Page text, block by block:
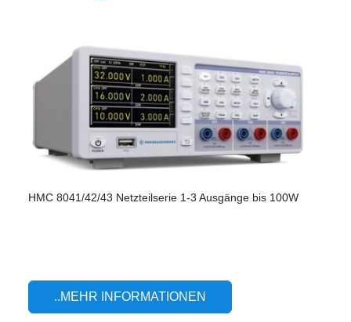
HMC 8041/42/43 Netzteilserie 1-3 Ausgänge bis 100W
..MEHR INFORMATIONEN